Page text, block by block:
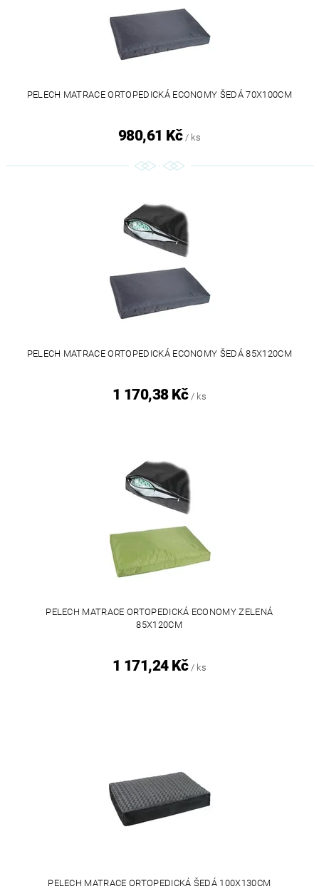
PELECH MATRACE ORTOPEDICKÁ ECONOMY ŠEDÁ 70X100CM
980,61 Kč / ks
PELECH MATRACE ORTOPEDICKÁ ECONOMY ŠEDÁ 85X120CM
1 170,38 Kč / ks
PELECH MATRACE ORTOPEDICKÁ ECONOMY ZELENÁ
85X120CM
1 171,24 Kč / ks
PELECH MATRACE ORTOPEDICKÁ ŠEDÁ 100X130CM